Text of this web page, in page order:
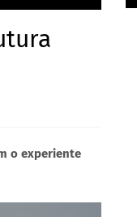
o experiente